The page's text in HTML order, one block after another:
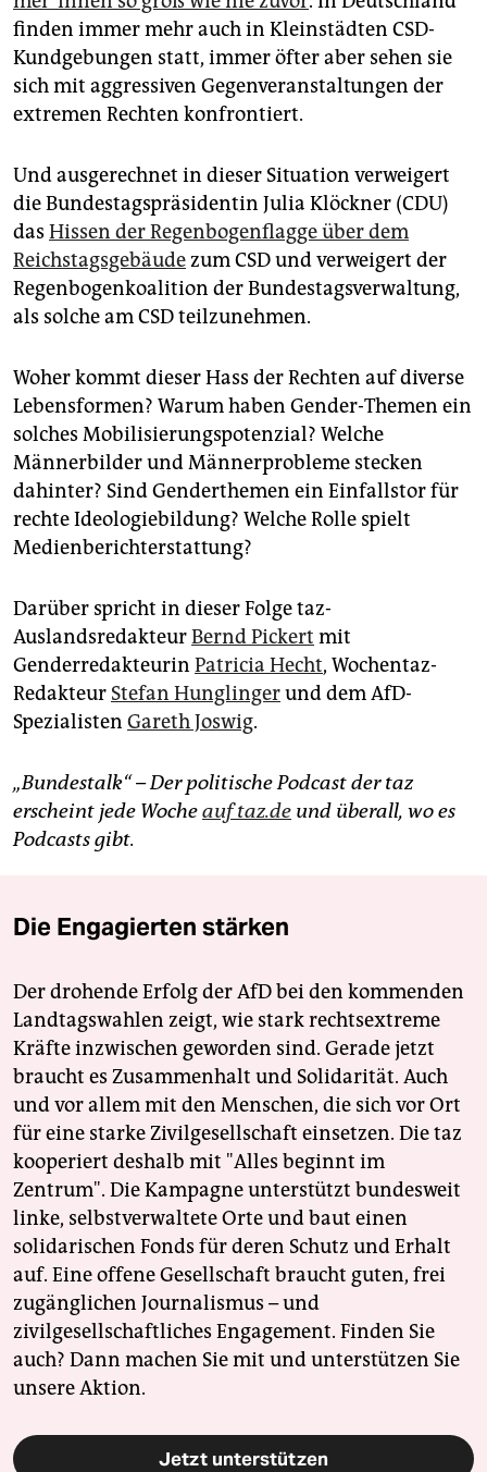
finden immer mehr auch in Kleinstädten CSD-
Kundgebungen statt, immer öfter aber sehen sie
sich mit aggressiven Gegenveranstaltungen der
extremen Rechten konfrontiert.
Und ausgerechnet in dieser Situation verweigert
die Bundestagspräsidentin Julia Klöckner (CDU)
das Hissen der Regenbogenflagge über dem
Reichstagsgebäudezum CSD und verweigert der
Regenbogenkoalition der Bundestagsverwaltung,
als solche am CSD teilzunehmen.
Woher kommt dieser Hass der Rechten auf diverse
Lebensformen? Warum haben Gender-Themen ein
solches Mobilisierungspotenzial? Welche
Männerbilder und Männerprobleme stecken
dahinter? Sind Genderthemen ein Einfallstor für
rechte Ideologiebildung? Welche Rolle spielt
Medienberichterstattung?
Darüber spricht in dieser Folge taz-
AuslandsredakteurBernd Pickert mit
Genderredakteurin Patricia Hecht, Wochentaz-
Redakteur Stefan Hunglingerund dem AfD-
Spezialisten Gareth Joswig.
„Bundestalk“ – Der politische Podcast der taz
erscheint jede Wocheauf taz.de und überall, wo es
Podcasts gibt.
Die Engagierten stärken
Der drohende Erfolg der AfD bei den kommenden
Landtagswahlen zeigt, wie stark rechtsextreme
Kräfte inzwischen geworden sind. Gerade jetzt
braucht es Zusammenhalt und Solidarität. Auch
und vor allem mit den Menschen, die sich vor Ort
für eine starke Zivilgesellschaft einsetzen. Die taz
kooperiert deshalb mit "Alles beginnt im
Zentrum". Die Kampagne unterstützt bundesweit
linke, selbstverwaltete Orte und baut einen
solidarischen Fonds für deren Schutz und Erhalt
auf. Eine offene Gesellschaft braucht guten, frei
zugänglichen Journalismus – und
zivilgesellschaftliches Engagement. Finden Sie
auch? Dann machen Sie mit und unterstützen Sie
unsere Aktion.
Jetzt unterstützen